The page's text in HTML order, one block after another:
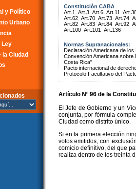
y Político
Urbano
Ley
la Ciudad
Constitución CABA
Art.1
Art.3 Art.6 Art.11
Art.62 Art.70 Art.73 Art.74
Art.82 Art.83 Art.84 Art.92
Art.100 Art.101 Art.136
Normas Supranacionales:
Declaración Americana de
Convención Americana
Costa Rica"
Pacto internacional de
Protocolo Facultativo del
Artículo Nº 96 de la
El Jefe de Gobierno y un
conjunta, por fórmula
Ciudad como distrito único.
Si en la primera elección
votos emitidos, con
comicio definitivo, del que
realiza dentro de los treinta